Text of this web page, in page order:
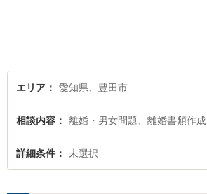
エリア 愛知県、豊田市
相談内容 離婚・男女問題、離婚書類作成
詳細条件 未選択